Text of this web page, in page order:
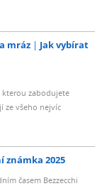
mráz
Jak vybírat
kterou zabodujete
ze všeho nejvíc
známka 2025
časem Bezzecchi